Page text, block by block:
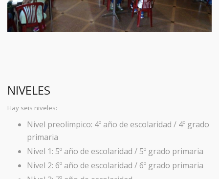
NIVELES
Hay seis niveles:
Nivel preolimpico: 4º año de escolaridad / 4º grado
primaria
Nivel 1: 5º año de escolaridad / 5º grado primaria
Nivel 2: 6º año de escolaridad / 6º grado primaria